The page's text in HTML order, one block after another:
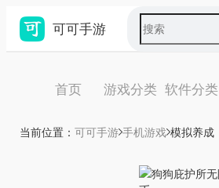
可可手游
首页 游戏分类 软件分类
当前位置： 可可手游 手机游戏 模拟养成